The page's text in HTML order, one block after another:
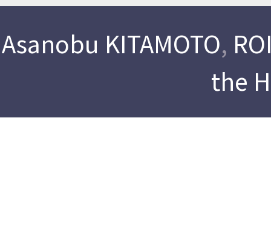
Asanobu KITAMOTO,
the